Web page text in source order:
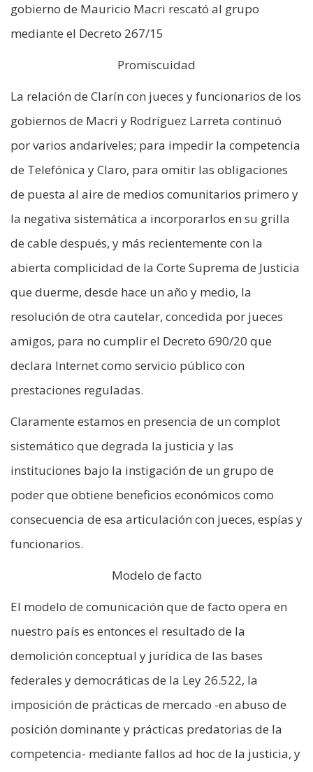
gobierno de Mauricio Macri rescató al grupo
mediante el Decreto 267/15
Promiscuidad
La relación de Clarín con jueces y funcionarios de los
gobiernos de Macri y Rodríguez Larreta continuó
por varios andariveles; para impedir la competencia
de Telefónica y Claro, para omitir las obligaciones
de puesta al aire de medios comunitarios primero y
la negativa sistemática a incorporarlos en su grilla
de cable después, y más recientemente con la
abierta complicidad de la Corte Suprema de Justicia
que duerme, desde hace un año y medio, la
resolución de otra cautelar, concedida por jueces
amigos, para no cumplir el Decreto 690/20 que
declara Internet como servicio público con
prestaciones reguladas.
Claramente estamos en presencia de un complot
sistemático que degrada la justicia y las
instituciones bajo la instigación de un grupo de
poder que obtiene beneficios económicos como
consecuencia de esa articulación con jueces, espías y
funcionarios.
Modelo de facto
El modelo de comunicación que de facto opera en
nuestro país es entonces el resultado de la
demolición conceptual y jurídica de las bases
federales y democráticas de la Ley 26.522, la
imposición de prácticas de mercado -en abuso de
posición dominante y prácticas predatorias de la
competencia- mediante fallos ad hoc de la justicia, y